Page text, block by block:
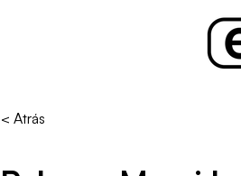
< Atrás